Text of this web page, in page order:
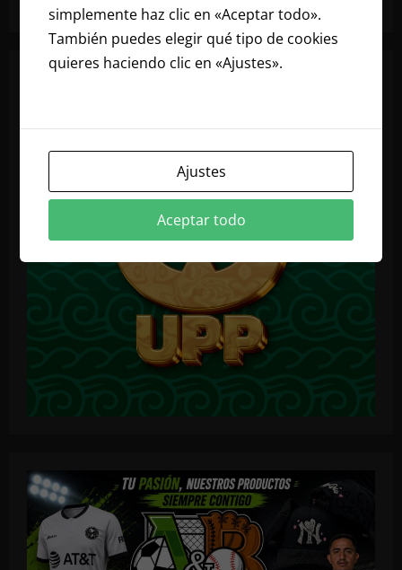
simplemente haz clic en «Aceptar todo».
También puedes elegir qué tipo de cookies
quieres haciendo clic en «Ajustes».
Ajustes
Aceptar todo